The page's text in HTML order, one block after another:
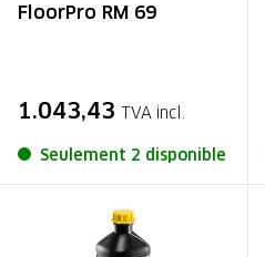
FloorPro RM 69
1.043,43 TVA incl.
Seulement 2 disponible